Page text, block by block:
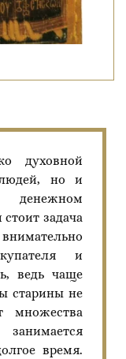
духовной
но и
денежном
задача
и
ведь чаще
старины не
множества
время.